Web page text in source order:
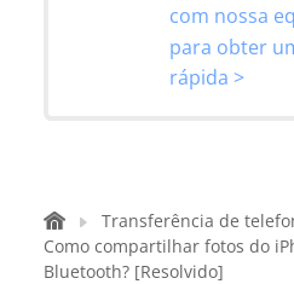
com nossa
para obter
rápida >
Transferência de
Como compartilhar fotos do
Bluetooth? [Resolvido]